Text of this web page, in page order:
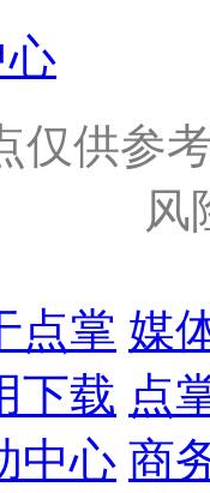
仅供参
风
点掌 媒
下载 点
中心 商